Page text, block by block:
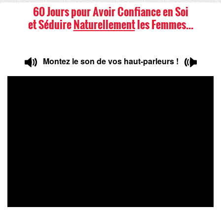
60 Jours pour Avoir Confiance en Soi
et SéduireNaturellementles Femmes…
Montez le son de vos haut-parleurs !